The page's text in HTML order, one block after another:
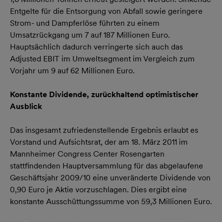
Entgelte für die Entsorgung von Abfall sowie geringere
Strom- und Dampferlöse führten zu einem
Umsatzrückgang um 7 auf 187 Millionen Euro.
Hauptsächlich dadurch verringerte sich auch das
Adjusted EBIT im Umweltsegment im Vergleich zum
Vorjahr um 9 auf 62 Millionen Euro.
Konstante Dividende, zurückhaltend optimistischer
Ausblick
Das insgesamt zufriedenstellende Ergebnis erlaubt es
Vorstand und Aufsichtsrat, der am 18. März 2011 im
Mannheimer Congress Center Rosengarten
stattfindenden Hauptversammlung für das abgelaufene
Geschäftsjahr 2009/10 eine unveränderte Dividende von
0,90 Euro je Aktie vorzuschlagen. Dies ergibt eine
konstante Ausschüttungssumme von 59,3 Millionen Euro.